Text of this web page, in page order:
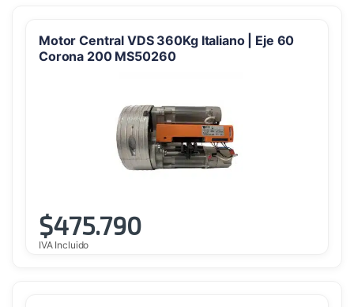
Motor Central VDS 360Kg Italiano | Eje 60
Corona 200 MS50260
$475.790
IVA Incluido